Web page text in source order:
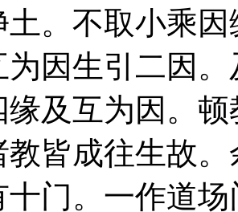
土。不取小乘
为因生引二因
缘及互为因。
教皆成往生故
十门。一作道